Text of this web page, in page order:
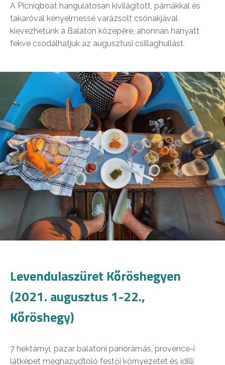
A Picniqboat hangulatosan kivilágított, párnákkal és
takaróval kényelmessé varázsolt csónakjával
kievezhetünk a Balaton közepére, ahonnan hanyatt
fekve csodálhatjuk az augusztusi csillaghullást.
Levendulaszüret Kőröshegyen
(2021. augusztus 1-22.,
Kőröshegy)
7 hektárnyi, pazar balatoni panorámás, provence-i
látképet meghazudtoló festői környezetet és idilli